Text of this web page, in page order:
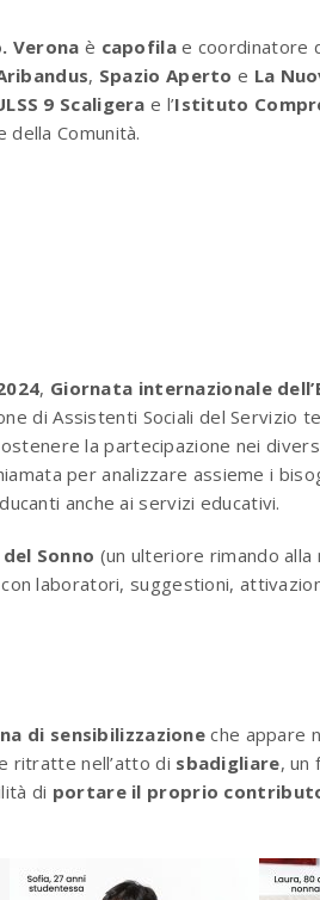
Verona è capofilae coordinatore
, Spazio Aperto e La
9 Scaligera e l’Istituto
Comunità.
, Giornata internazionale
di Assistenti Sociali del
la partecipazione nei
per analizzare assieme i
anche ai servizi educativi.
Sonno (un ulteriore rimando
laboratori, suggestioni,
di sensibilizzazione che appare
ritratte nell’atto di sbadigliare, un
di portare il proprio